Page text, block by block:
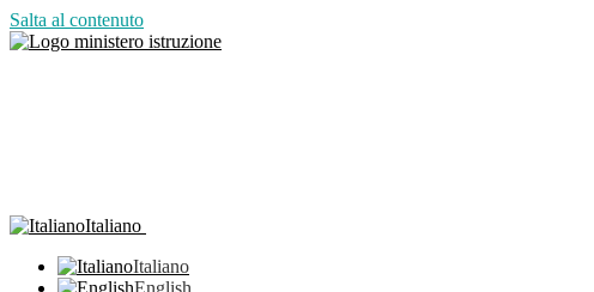
Salta al contenuto
Italiano
Italiano
English